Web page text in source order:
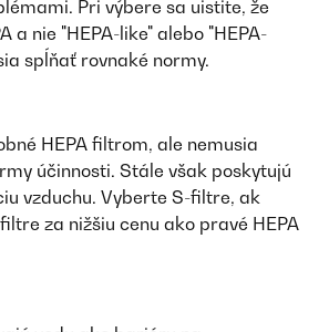
Pri výbere sa uistite, že
a nie "HEPA-like" alebo "HEPA-
spĺňať rovnaké normy.
HEPA filtrom, ale nemusia
účinnosti. Stále však poskytujú
vzduchu. Vyberte S-filtre, ak
za nižšiu cenu ako pravé HEPA